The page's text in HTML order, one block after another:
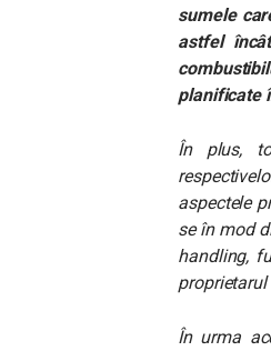
sumele
astfel
planificate
În plus,
aspectele
se în mod
handling,
proprietarul
În urma